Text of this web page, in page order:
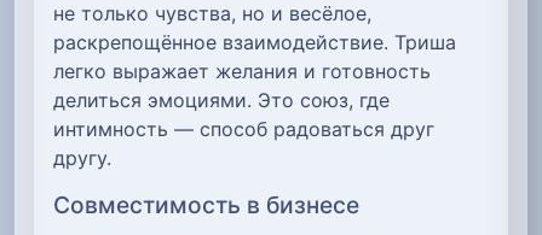
не только чувства, но и весёлое,
раскрепощённое взаимодействие. Триша
легко выражает желания и готовность
делиться эмоциями. Это союз, где
интимность — способ радоваться друг
другу.
Совместимость в бизнесе